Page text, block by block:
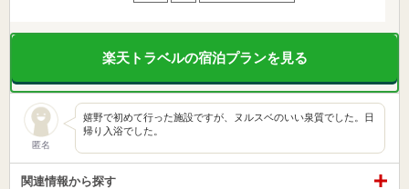
楽天トラベルの宿泊プランを見る
匿名
嬉野で初めて行った施設ですが、ヌルスベのいい泉質でした。日
帰り入浴でした。
関連情報から探す